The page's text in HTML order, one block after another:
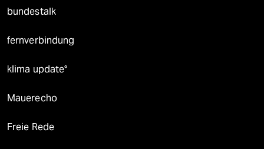
bundestalk
fernverbindung
klima update°
Mauerecho
Freie Rede